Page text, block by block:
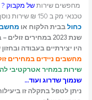
מחפשים שירותשל מקבוק
טכנאי מק ב 150 ₪ שירות נוסף גם ל
כחולבבית הלקוח או מחשב
שנת 2023 במחירים זולים – בכל שעה!
היו יצירתיים בעבודה ובחזון
מחשבים ניידים במחירים
שירות במחיר אטרקטיבי
שנמוך שדרוג ועוד…
ניתן לטפל בתקלה זו